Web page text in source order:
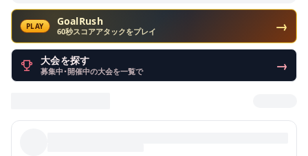
PLAY GoalRush
60秒スコアアタックをプレイ →
大会を探す
募集中・開催中の大会を一覧で →